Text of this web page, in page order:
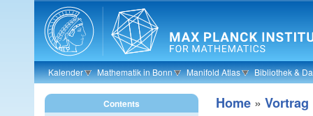
Skip to main content
Kalender Mathematik in Bonn Manifold Atlas Bibliothek &
Home » Vortrag
Contents